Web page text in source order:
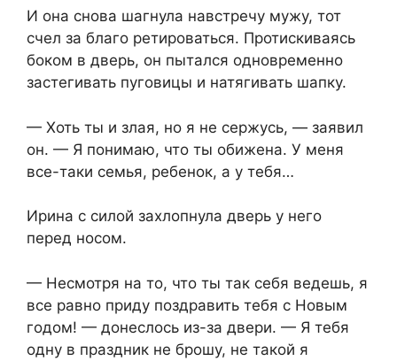
И она снова шагнула навстречу мужу, тот
счел за благо ретироваться. Протискиваясь
боком в дверь, он пытался одновременно
застегивать пуговицы и натягивать шапку.
— Хоть ты и злая, но я не сержусь, — заявил
он. — Я понимаю, что ты обижена. У меня
все-таки семья, ребенок, а у тебя…
Ирина с силой захлопнула дверь у него
перед носом.
— Несмотря на то, что ты так себя ведешь, я
все равно приду поздравить тебя с Новым
годом! — донеслось из-за двери. — Я тебя
одну в праздник не брошу, не такой я